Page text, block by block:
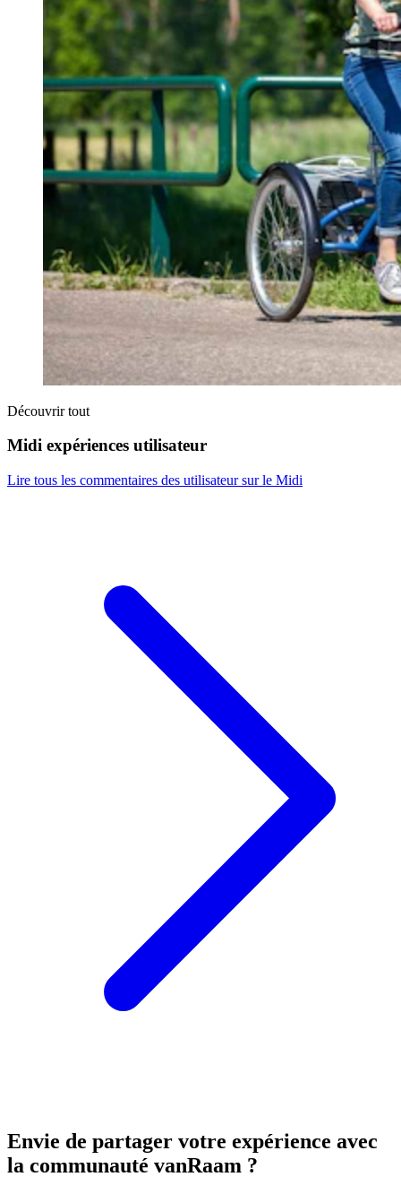
Découvrir tout
Midi expériences utilisateur
Lire tous les commentaires des utilisateur sur le Midi
Envie de partager votre expérience avec
la communauté vanRaam ?